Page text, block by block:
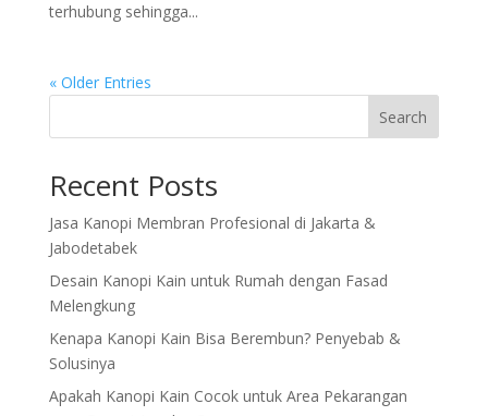
terhubung sehingga...
« Older Entries
Search
Recent Posts
Jasa Kanopi Membran Profesional di Jakarta &
Jabodetabek
Desain Kanopi Kain untuk Rumah dengan Fasad
Melengkung
Kenapa Kanopi Kain Bisa Berembun? Penyebab &
Solusinya
Apakah Kanopi Kain Cocok untuk Area Pekarangan